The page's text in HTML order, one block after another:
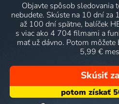
Objavte spôsob sledovania
nebudete. Skúste na 10 dní za
až 100 dní spätne, balíček
s viac ako 4 704 filmami a
mať už dávno. Potom môžete
5,99 €
Skúsiť